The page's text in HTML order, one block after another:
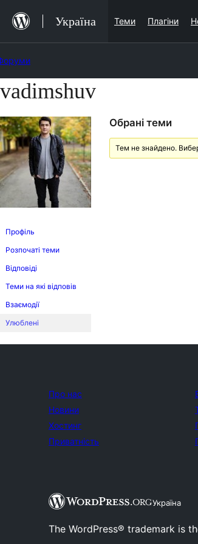
вмісту
Україна Теми Плагіни
Перейти
вмісту
vadimshuv
Профіль
Розпочаті теми
Відповіді
Теми на які відповів
Взаємодії
Улюблені
Обрані теми
Тем не знайдено.
Про нас
Новини
Хостинг
Приватність
Україна
The WordPress® trademark is